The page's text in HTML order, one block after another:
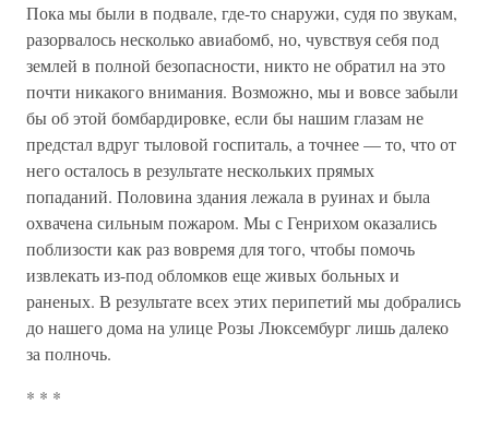
Пока мы были в подвале, где-то снаружи, судя по звукам,
разорвалось несколько авиабомб, но, чувствуя себя под
землей в полной безопасности, никто не обратил на это
почти никакого внимания. Возможно, мы и вовсе забыли
бы об этой бомбардировке, если бы нашим глазам не
предстал вдруг тыловой госпиталь, а точнее — то, что от
него осталось в результате нескольких прямых
попаданий. Половина здания лежала в руинах и была
охвачена сильным пожаром. Мы с Генрихом оказались
поблизости как раз вовремя для того, чтобы помочь
извлекать из-под обломков еще живых больных и
раненых. В результате всех этих перипетий мы добрались
до нашего дома на улице Розы Люксембург лишь далеко
за полночь.
* * *